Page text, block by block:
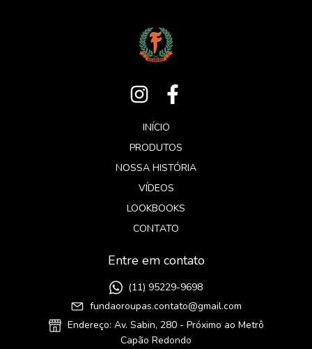
INÍCIO
PRODUTOS
NOSSA HISTÓRIA
VÍDEOS
LOOKBOOKS
CONTATO
Entre em contato
(11) 95229-9698
fundaoroupas.contato@gmail.com
Endereço: Av. Sabin, 280 - Próximo ao Metrô
Capão Redondo